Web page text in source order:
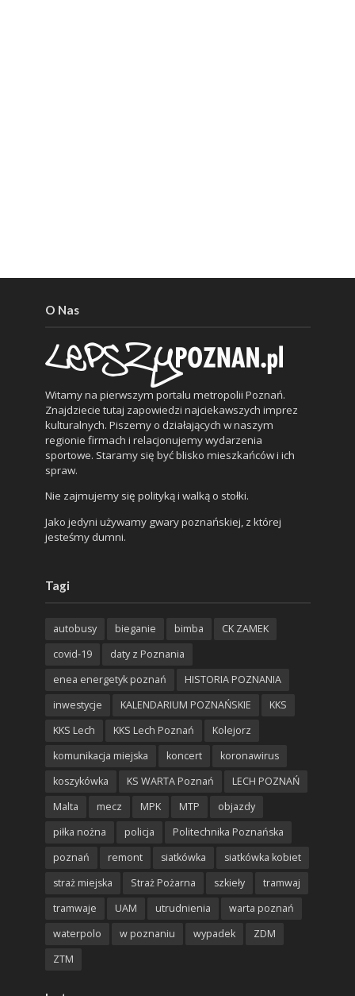
O Nas
Witamy na pierwszym portalu metropolii Poznań.
Znajdziecie tutaj zapowiedzi najciekawszych imprez
kulturalnych. Piszemy o działających w naszym
regionie firmach i relacjonujemy wydarzenia
sportowe. Staramy się być blisko mieszkańców i ich
spraw.
Nie zajmujemy się polityką i walką o stołki.
Jako jedyni używamy gwary poznańskiej, z której
jesteśmy dumni.
Tagi
autobusy bieganie bimba
CK ZAMEK
covid-19
daty z Poznania
enea energetyk poznań
HISTORIA POZNANIA
inwestycje
KALENDARIUM POZNAŃSKIE
KKS
KKS Lech
KKS Lech Poznań
Kolejorz
komunikacja miejska
koncert
koronawirus
koszykówka
KS WARTA Poznań
LECH POZNAŃ
Malta
mecz MPK MTP
objazdy
piłka nożna
policja
Politechnika Poznańska
poznań
remont siatkówka
siatkówka kobiet
straż miejska
Straż Pożarna szkieły
tramwaj
tramwaje
UAM utrudnienia
warta poznań
waterpolo
w poznaniu wypadek
ZDM
ZTM